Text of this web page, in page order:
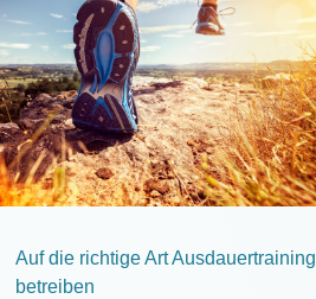
Auf die richtige Art Ausdauertraining
betreiben